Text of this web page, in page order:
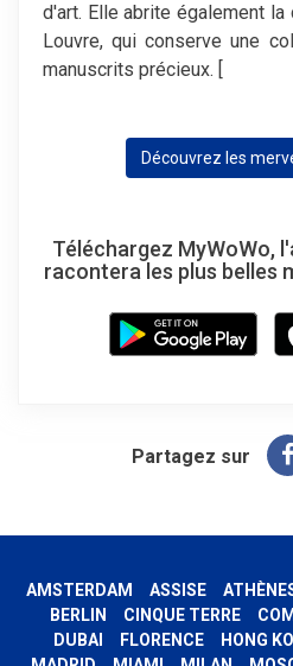
d'art. Elle abrite également
Louvre, qui conserve une
manuscrits précieux. [
Découvrez les
Téléchargez MyWoWo,
racontera les plus belles
Partagez sur
AMSTERDAM ASSISE
BERLIN
CINQUE TERRE
DUBAI
FLORENCE HONG